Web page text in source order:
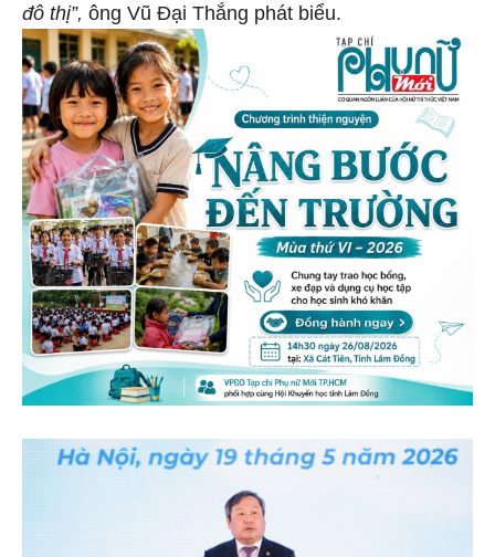
đô thị”, ông Vũ Đại Thắng phát biểu.